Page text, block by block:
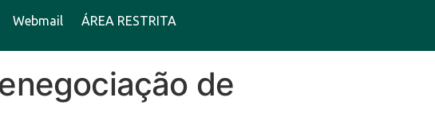
13 Ago 31°C
Webmail ÁREA RESTRITA
de